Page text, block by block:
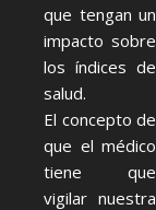
que tengan un
impacto sobre
los índices de
salud.
El concepto de
que el médico
tiene que
vigilar nuestra